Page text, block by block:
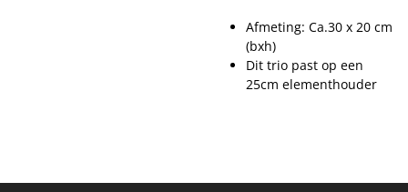
Afmeting: Ca.30 x 20 cm
(bxh)
Dit trio past op een
25cm elementhouder